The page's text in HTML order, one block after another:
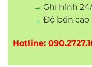
→ Ghi hình
→ Độ bền cao
Hotline: